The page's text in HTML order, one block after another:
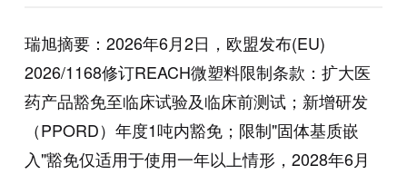
瑞旭摘要：2026年6月2日，欧盟发布(EU)
2026/1168修订REACH微塑料限制条款：扩大医
药产品豁免至临床试验及临床前测试；新增研发
（PPORD）年度1吨内豁免；限制"固体基质嵌
入"豁免仅适用于使用一年以上情形，2028年6月